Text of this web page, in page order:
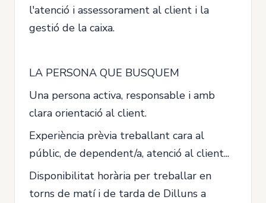
l'atenció i assessorament al client i la
gestió de la caixa.
LA PERSONA QUE BUSQUEM
Una persona activa, responsable i amb
clara orientació al client.
Experiència prèvia treballant cara al
públic, de dependent/a, atenció al client...
Disponibilitat horària per treballar en
torns de matí i de tarda de Dilluns a